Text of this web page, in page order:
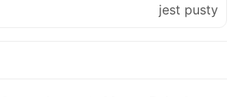
jest pusty